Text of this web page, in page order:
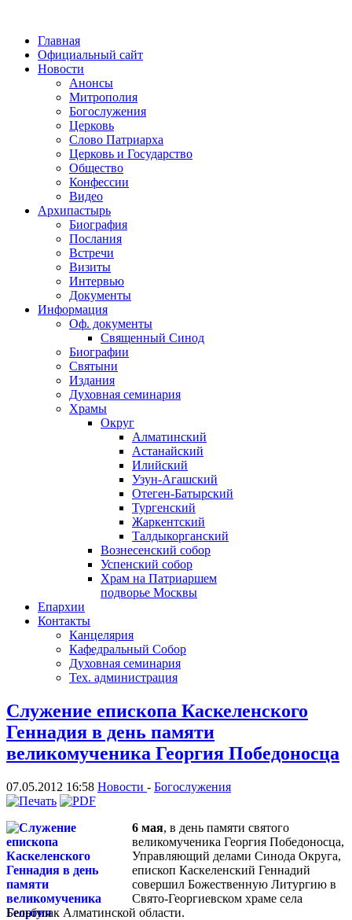
Главная
Официальный сайт
Новости
Анонсы
Митрополия
Богослужения
Церковь
Слово Патриарха
Церковь и Государство
Общество
Конфессии
Видео
Архипастырь
Биография
Послания
Встречи
Визиты
Интервью
Документы
Информация
Оф. документы
Священный Синод
Биографии
Святыни
Издания
Духовная семинария
Храмы
Округ
Алматинский
Астанайский
Илийский
Узун-Агашский
Отеген-Батырский
Тургенский
Жаркентский
Талдыкорганский
Вознесенский собор
Успенский собор
Храм на Патриаршем
подворье Москвы
Епархии
Контакты
Канцелярия
Кафедральный Собор
Духовная семинария
Тех. администрация
Служение епископа Каскеленского
Геннадия в день памяти
великомученика Георгия Победоносца
07.05.2012 16:58 Новости - Богослужения
6 мая, в день памяти святого
великомученика Георгия Победоносца,
Управляющий делами Синода Округа,
епископ Каскеленский Геннадий
совершил Божественную Литургию в
Свято-Георгиевском храме села
Бельбулак Алматинской области.